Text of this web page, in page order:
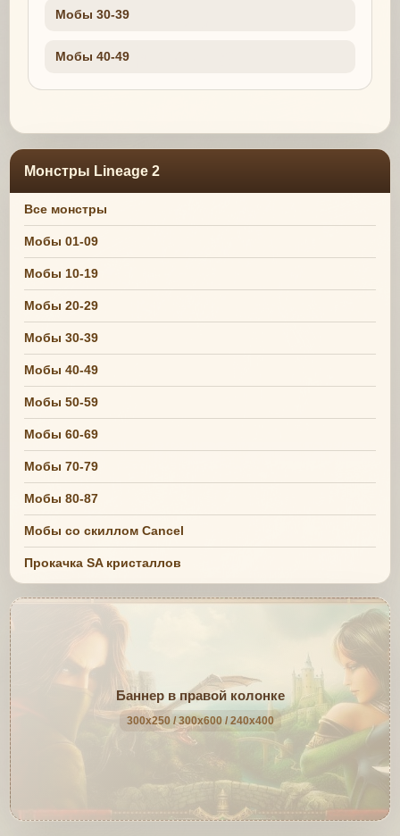
Мобы 30-39
Мобы 40-49
Монстры Lineage 2
Все монстры
Мобы 01-09
Мобы 10-19
Мобы 20-29
Мобы 30-39
Мобы 40-49
Мобы 50-59
Мобы 60-69
Мобы 70-79
Мобы 80-87
Мобы со скиллом Cancel
Прокачка SA кристаллов
Баннер в правой колонке
300x250 / 300x600 / 240x400